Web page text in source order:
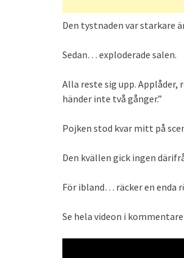
Den tystnaden var starkare
Sedan… exploderade salen.
Alla reste sig upp. Applåder,
händer inte två gånger.”
Pojken stod kvar mitt på
Den kvällen gick ingen
För ibland… räcker en
Se hela videon i